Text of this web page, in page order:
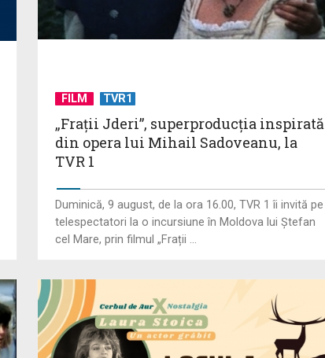
FILM TVR1
„Frații Jderi”, superproducția inspirată
din opera lui Mihail Sadoveanu, la
TVR 1
Duminică, 9 august, de la ora 16.00, TVR 1 îi invită pe
telespectatori la o incursiune în Moldova lui Ștefan
cel Mare, prin filmul „Frații ...